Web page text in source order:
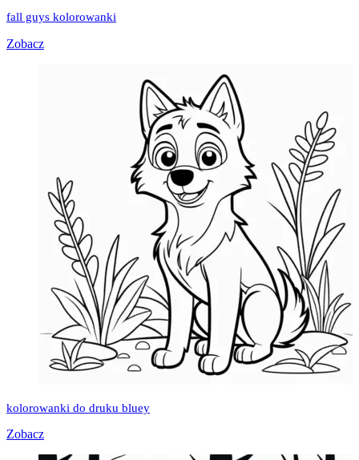
fall guys kolorowanki
Zobacz
kolorowanki do druku bluey
Zobacz